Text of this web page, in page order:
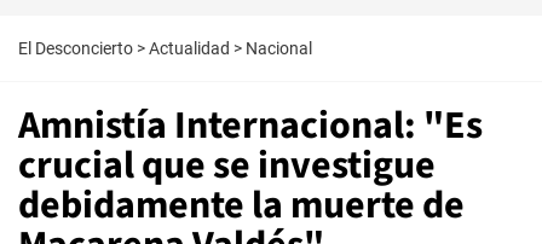
El Desconcierto >Actualidad > Nacional
Amnistía Internacional: "Es
crucial que se investigue
debidamente la muerte de